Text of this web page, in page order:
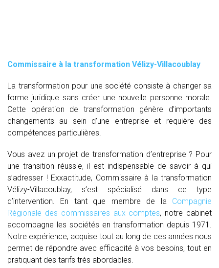
Commissaire à la transformation Vélizy-Villacoublay
La transformation pour une société consiste à changer sa
forme juridique sans créer une nouvelle personne morale.
Cette opération de transformation génère d’importants
changements au sein d’une entreprise et requière des
compétences particulières.
Vous avez un projet de transformation d’entreprise ? Pour
une transition réussie, il est indispensable de savoir à qui
s’adresser ! Exxactitude, Commissaire à la transformation
Vélizy-Villacoublay, s’est spécialisé dans ce type
d’intervention. En tant que membre de la Compagnie
Régionale des commissaires aux comptes, notre cabinet
accompagne les sociétés en transformation depuis 1971.
Notre expérience, acquise tout au long de ces années nous
permet de répondre avec efficacité à vos besoins, tout en
pratiquant des tarifs très abordables.